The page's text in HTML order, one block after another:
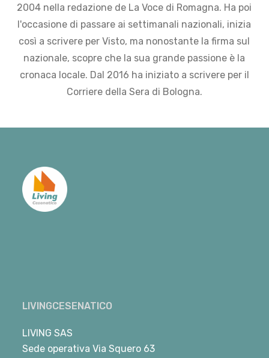
2004 nella redazione de La Voce di Romagna. Ha poi
l'occasione di passare ai settimanali nazionali, inizia
così a scrivere per Visto, ma nonostante la firma sul
nazionale, scopre che la sua grande passione è la
cronaca locale. Dal 2016 ha iniziato a scrivere per il
Corriere della Sera di Bologna.
LIVINGCESENATICO
LIVING SAS
Sede operativa Via Squero 63